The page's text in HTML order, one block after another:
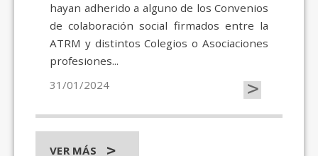
hayan adherido a alguno de los Convenios
de colaboración social firmados entre la
ATRM y distintos Colegios o Asociaciones
profesiones...
31/01/2024
>
VER MÁS